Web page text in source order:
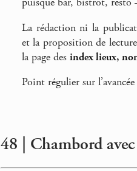
puisque bar, bistrot,
La rédaction ni la
et la proposition de
la page des index lieux,
Point régulier sur
48 | Chambord